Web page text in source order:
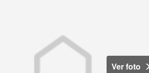
Ver foto